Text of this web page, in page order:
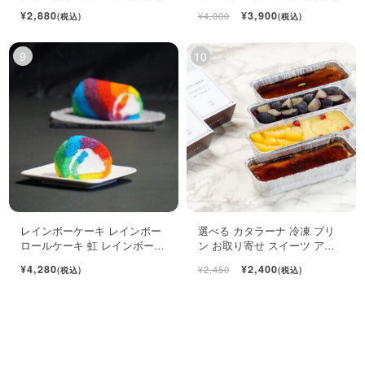
¥2,880(税込) ¥4,000 ¥3,900(税込)
レインボーケーキ レインボー
ロールケーキ 虹 レインボース
¥4,280(税込)
選べる カタラーナ 冷凍 プリ
ン お取り寄せ スイーツ アイ
¥2,450 ¥2,400(税込)